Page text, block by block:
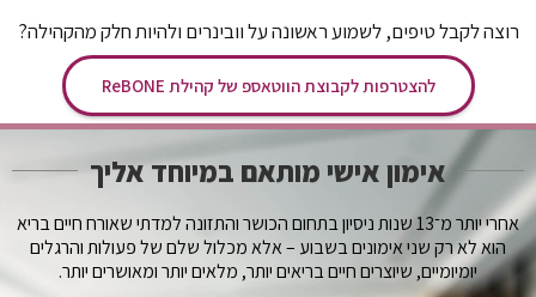
רוצה לקבל טיפים, לשמוע ראשונה על וובינרים ולהיות חלק מהקהילה?
להצטרפות לקבוצת הווטאספ של קהילת ReBONE
אימון אישי מותאם במיוחד אליך
אחרי יותר מ־13 שנות ניסיון בתחום הכושר והתזונה למדתי שאורח חיים בריא
הוא לא רק שני אימונים בשבוע – אלא מכלול שלם של פעולות והרגלים
יומיומיים, שיוצרים חיים בריאים יותר, מלאים יותר ומאושרים יותר.